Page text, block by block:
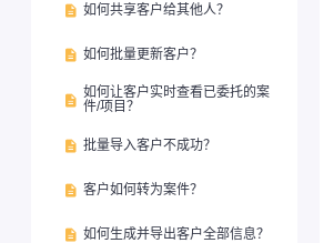
 如何共享客户给其他人？
 如何批量更新客户？
 如何让客户实时查看已委托的案
件/项目？
 批量导入客户不成功？
 客户如何转为案件？
 如何生成并导出客户全部信息？